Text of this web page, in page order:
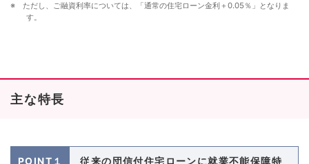
※ ただし、ご融資利率については、「通常の住宅ローン金利＋0.05％」となりま
す。
主な特長
POINT１
従来の団信付住宅ローンに就業不能保障特